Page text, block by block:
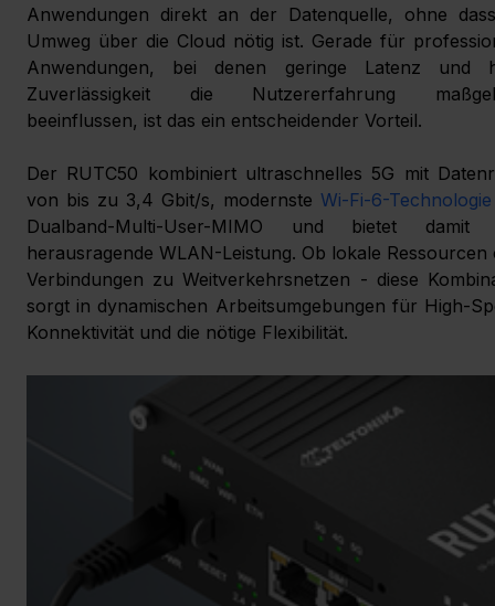
Anwendungen direkt an der Datenquelle, ohne
Umweg über die Cloud nötig ist. Gerade für
Anwendungen, bei denen geringe Latenz und
Zuverlässigkeit die Nutzererfahrung
beeinflussen, ist das ein entscheidender Vorteil.
Der RUTC50 kombiniert ultraschnelles 5G mit
von bis zu 3,4 Gbit/s, modernste Wi-Fi-6-Technologie
Dualband-Multi-User-MIMO und bietet damit
herausragende WLAN-Leistung. Ob lokale Ressourcen
Verbindungen zu Weitverkehrsnetzen - diese
sorgt in dynamischen Arbeitsumgebungen für High-
Konnektivität und die nötige Flexibilität.